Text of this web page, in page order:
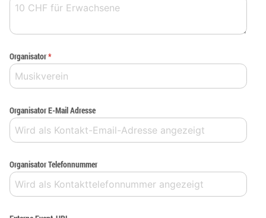
Organisator*
Organisator E-Mail Adresse
Organisator Telefonnummer